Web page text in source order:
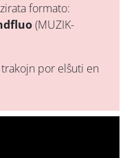
formato:
(MUZIK-
por elŝuti en